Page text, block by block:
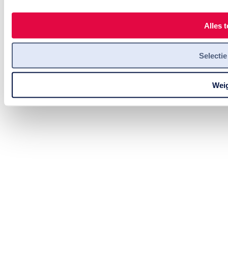
Alles